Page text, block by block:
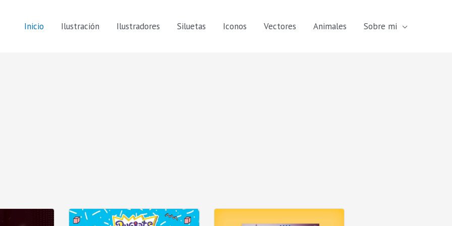
Inicio Ilustración Ilustradores Siluetas Iconos Vectores Animales Sobre mi